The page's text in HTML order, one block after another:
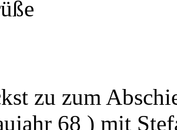
zu zum
68 ) mit